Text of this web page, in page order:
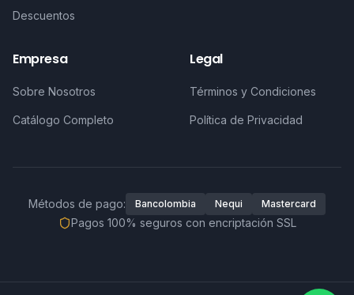
Descuentos
Empresa
Sobre Nosotros
Catálogo Completo
Legal
Términos y Condiciones
Política de Privacidad
Métodos de pago: Bancolombia Nequi Mastercard
Pagos 100% seguros con encriptación SSL